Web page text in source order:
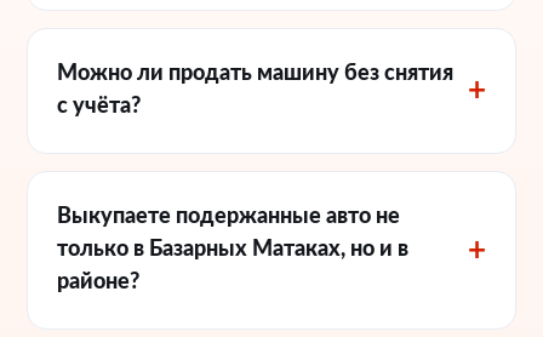
Можно ли продать машину без снятия
с учёта?
Выкупаете подержанные авто не
только в Базарных Матаках, но и в
районе?